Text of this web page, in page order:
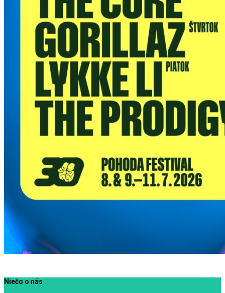
Niečo o nás